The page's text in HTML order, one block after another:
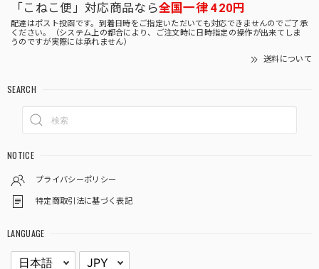
「こねこ便」対応商品なら全国一律 420円
配達はポスト投函です。到着日時をご指定いただいても対応できませんのでご了承
ください。（システム上の都合により、ご注文時に日時指定の操作が出来てしま
うのですが実際には承れません）
送料について
SEARCH
NOTICE
プライバシーポリシー
特定商取引法に基づく表記
LANGUAGE